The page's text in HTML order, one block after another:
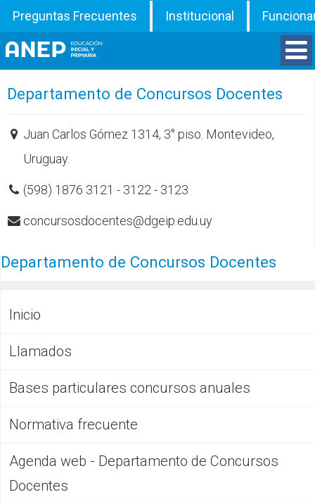
Preguntas Frecuentes Institucional
Divisiones
Departamentos
Inspecciones
CFP
Noticias
Departamento de Concursos Docentes
Juan Carlos Gómez 1314, 3° piso. Montevideo,
Uruguay.
(598) 1876 3121 - 3122 - 3123
concursosdocentes@dgeip.edu.uy
Departamento de Concursos Docentes
Inicio
Llamados
Bases particulares concursos anuales
Normativa frecuente
Agenda web - Departamento de Concursos
Docentes